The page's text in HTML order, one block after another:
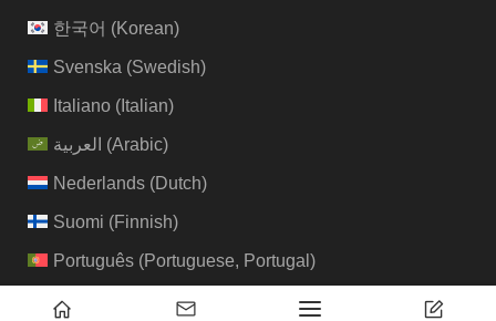
한국어 (Korean)
Svenska (Swedish)
Italiano(Italian)
العربية (Arabic)
Nederlands(Dutch)
Suomi (Finnish)
Português(Portuguese, Portugal )
Türkçe )